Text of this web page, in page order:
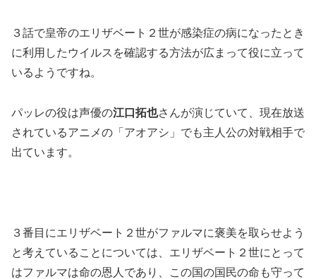
３話で皇帝のエリザベート２世が感染症の病になったとき
に利用したウイルスを確認する方法が広まって役に立って
いるようですね。
パッレの役は声優の江口拓也さんが演じていて、現在放送
されているアニメの「アオアシ」でも主人公の対戦相手で
出ています。
３番目にエリザベート２世がファルマに褒美を取らせよう
と考えていることについては、エリザベート２世にとって
はファルマは命の恩人であり、この国の国民の命も守って